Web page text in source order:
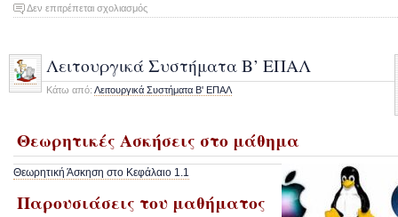
Δεν επιτρέπεται σχολιασμόςστο
ΕΠΑΛ
Λειτουργικά Συστήματα Β’ ΕΠΑΛ
Κάτω από: Λειτουργικά Συστήματα Β' ΕΠΑΛ
Θεωρητικές Ασκήσεις στο μάθημα
Θεωρητική Άσκηση στο Κεφάλαιο 1.1
Παρουσιάσεις του μαθήματος